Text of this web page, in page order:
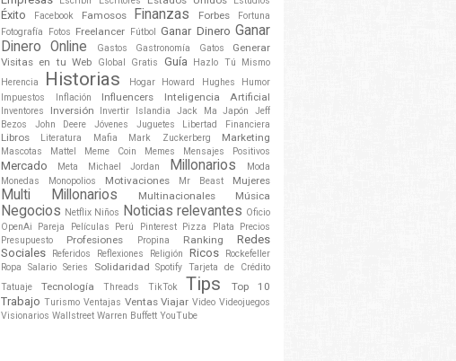
Éxito Facebook Famosos Finanzas Forbes
Fortuna
Fotografía
Fotos Freelancer Fútbol Ganar Dinero Ganar
Dinero Online
Gastos Gastronomía Gatos
Generar
Visitas en tu Web
Global Gratis Guía
Hazlo Tú Mismo
Herencia
Historias Hogar Howard Hughes
Humor
Impuestos
Inflación Influencers Inteligencia Artificial
Inventores Inversión Invertir Islandia Jack Ma Japón
Jeff
Bezos
John Deere Jóvenes Juguetes Libertad Financiera
Libros Literatura Mafia Mark Zuckerberg Marketing
Mascotas Mattel Meme Coin Memes Mensajes Positivos
Mercado Meta Michael Jordan Millonarios
Moda
Monedas
Monopolios Motivaciones Mr Beast Mujeres
Multi Millonarios Multinacionales Música
Negocios Netflix Niños Noticias relevantes Oficio
OpenAi
Pareja Películas Perú Pinterest Pizza Plata
Precios
Presupuesto
Profesiones Propina Ranking
Redes
Sociales
Referidos Reflexiones Religión Ricos
Rockefeller
Ropa
Salario Series Solidaridad Spotify Tarjeta de Crédito
Tatuaje
Tecnología Threads TikTok Tips Top 10
Trabajo Turismo Ventajas Ventas Viajar Video Videojuegos
Visionarios Wallstreet Warren Buffett YouTube